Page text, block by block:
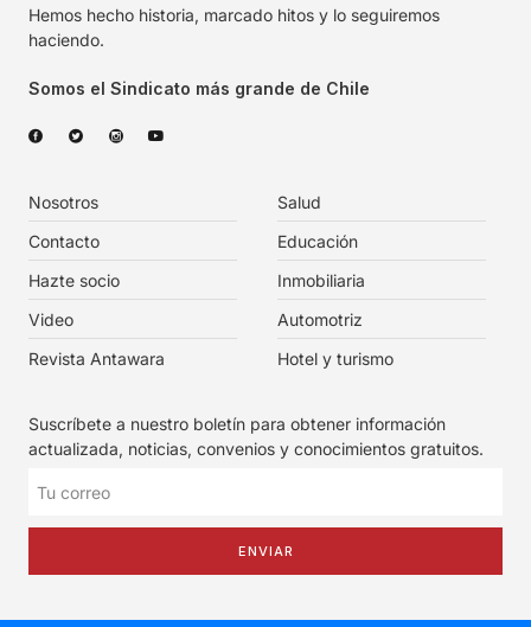
Hemos hecho historia, marcado hitos y lo seguiremos
haciendo.
Somos el Sindicato más grande de Chile
Nosotros
Contacto
Hazte socio
Video
Revista Antawara
Salud
Educación
Inmobiliaria
Automotriz
Hotel y turismo
Suscríbete a nuestro boletín para obtener información
actualizada, noticias, convenios y conocimientos gratuitos.
ENVIAR